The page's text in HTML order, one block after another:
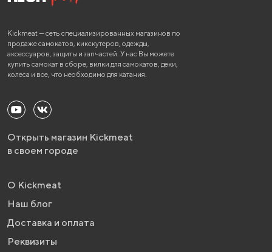
Kickmeat — сеть специализированных магазинов по
продаже самокатов, кикскутеров, одежды,
аксессуаров, защиты и запчастей. У нас Вы можете
купить самокат в сборе, вилки для самокатов, деки,
колеса и все, что необходимо для катания.
Открыть магазин Kickmeat
в своем городе
О Kickmeat
Наш блог
Доставка и оплата
Реквизиты